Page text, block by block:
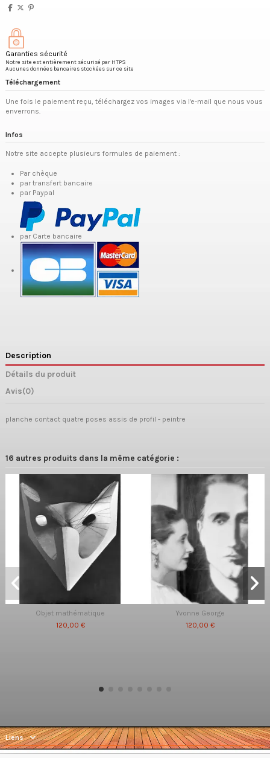
Garanties sécurité
Notre site est entièrement sécurisé par HTPS
Aucunes données bancaires stockées sur ce site
Téléchargement
Une fois le paiement reçu, téléchargez vos images via l'e-mail que nous vous
enverrons.
Infos
Notre site accepte plusieurs formules de paiement :
Par chèque
par transfert bancaire
par Paypal
par Carte bancaire
Description
Détails du produit
Avis(0)
planche contact quatre poses assis de profil - peintre
16 autres produits dans la même catégorie :
Objet mathématique
120,00 €
Yvonne George
120,00 €
Liens